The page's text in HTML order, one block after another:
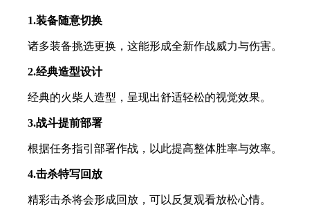
1.装备随意切换
诸多装备挑选更换，这能形成全新作战威力与伤害。
2.经典造型设计
经典的火柴人造型，呈现出舒适轻松的视觉效果。
3.战斗提前部署
根据任务指引部署作战，以此提高整体胜率与效率。
4.击杀特写回放
精彩击杀将会形成回放，可以反复观看放松心情。